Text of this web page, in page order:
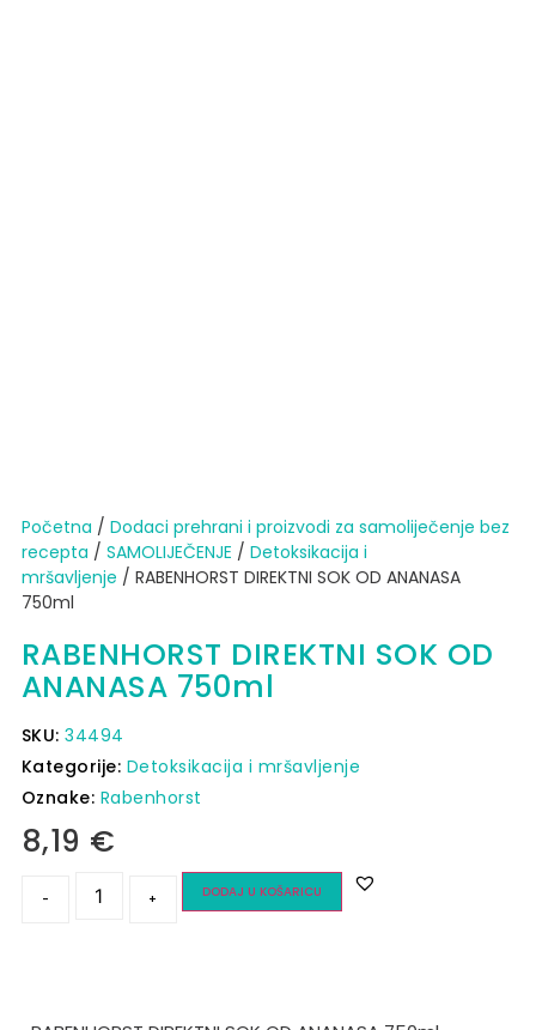
Početna / Dodaci prehrani i proizvodi za samoliječenje bez
recepta / SAMOLIJEČENJE / Detoksikacija i
mršavljenje / RABENHORST DIREKTNI SOK OD ANANASA
750ml
RABENHORST DIREKTNI SOK OD
ANANASA 750ml
SKU:34494
Kategorije: Detoksikacija i mršavljenje
Oznake: Rabenhorst
8,19 €
- + DODAJ U KOŠARICU